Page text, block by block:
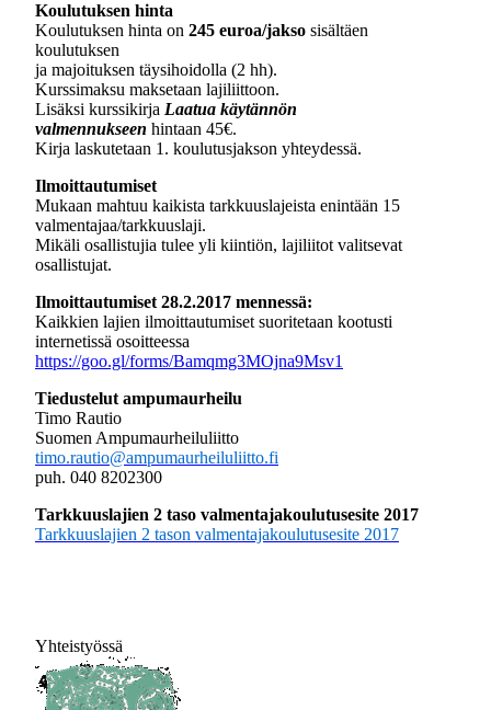
Koulutuksen hinta
Koulutuksen hinta on 245 euroa/jakso sisältäen
koulutuksen
ja majoituksen täysihoidolla (2 hh).
Kurssimaksu maksetaan lajiliittoon.
Lisäksi kurssikirja Laatua käytännön
valmennukseen hintaan 45€.
Kirja laskutetaan 1. koulutusjakson yhteydessä.
Ilmoittautumiset
Mukaan mahtuu kaikista tarkkuuslajeista enintään 15
valmentajaa/tarkkuuslaji.
Mikäli osallistujia tulee yli kiintiön, lajiliitot valitsevat
osallistujat.
Ilmoittautumiset 28.2.2017 mennessä:
Kaikkien lajien ilmoittautumiset suoritetaan kootusti
internetissä osoitteessa
https://goo.gl/forms/Bamqmg3MOjna9Msv1
Tiedustelut ampumaurheilu
Timo Rautio
Suomen Ampumaurheiluliitto
timo.rautio@ampumaurheiluliitto.fi
puh. 040 8202300
Tarkkuuslajien 2 taso valmentajakoulutusesite 2017
Tarkkuuslajien 2 tason valmentajakoulutusesite 2017
Yhteistyössä